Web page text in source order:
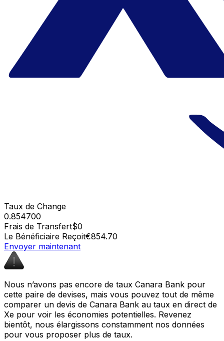
Taux de Change
0.854700
Frais de Transfert$0
Le Bénéficiaire Reçoit€854.70
Envoyer maintenant
Nous n’avons pas encore de taux Canara Bank pour
cette paire de devises, mais vous pouvez tout de même
comparer un devis de Canara Bank au taux en direct de
Xe pour voir les économies potentielles. Revenez
bientôt, nous élargissons constamment nos données
pour vous proposer plus de taux.